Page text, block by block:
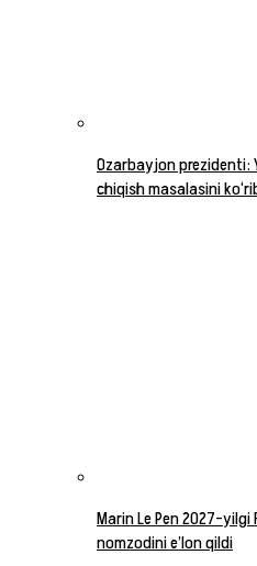
Ozarbayjon prezidenti:
chiqish masalasini
Marin Le Pen 2027-
nomzodini e’lon qildi